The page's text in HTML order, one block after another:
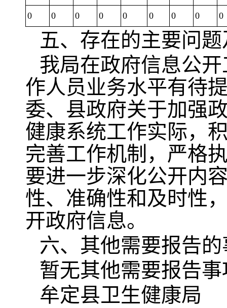
0 0 0 0 0 0 0 0 0
五、存在的主要问
我局在政府信息公
作人员业务水平有待
委、县政府关于加强
健康系统工作实际，
完善工作机制，严格
要进一步深化公开内
性、准确性和及时性
开政府信息。
六、其他需要报告
暂无其他需要报告
牟定县卫生健康局